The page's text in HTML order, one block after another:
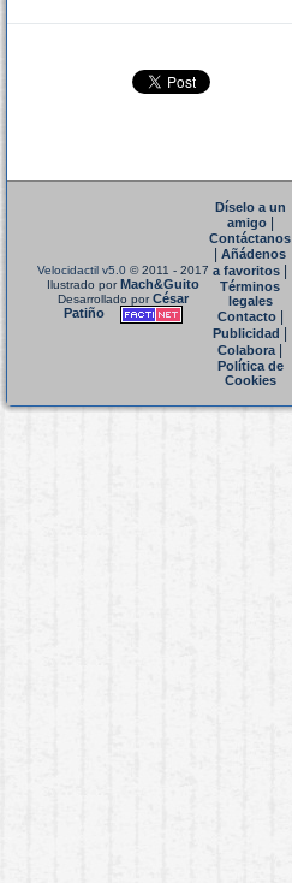
Velocidactil v5.0 © 2011 - 2017
Ilustrado porMach&Guito
Desarrollado porCésar
Patiño
Díselo a un
amigo|
Contáctanos
Añádenos
a favoritos
Términos
legales
Contacto|
Publicidad
Colabora|
Política de
Cookies